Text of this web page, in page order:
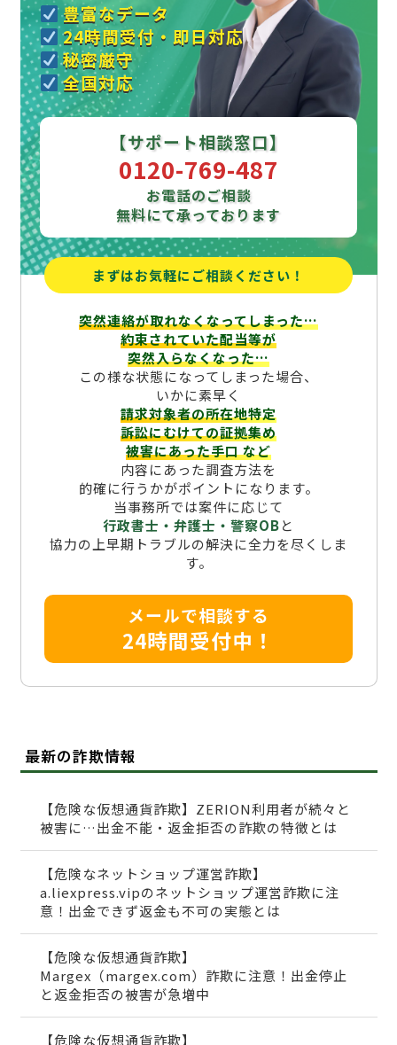
豊富なデータ
24時間受付・即日対応
秘密厳守
全国対応
【サポート相談窓口】
0120-769-487
お電話のご相談
無料にて承っております
まずはお気軽にご相談ください！
突然連絡が取れなくなってしまった…
約束されていた配当等が
突然入らなくなった…
この様な状態になってしまった場合、
いかに素早く
請求対象者の所在地特定
訴訟にむけての証拠集め
被害にあった手口など
内容にあった調査方法を
的確に行うかがポイントになります。
当事務所では案件に応じて
行政書士・弁護士・警察OBと
協力の上早期トラブルの解決に全力を尽くしま
す。
メールで相談する
24時間受付中！
最新の詐欺情報
【危険な仮想通貨詐欺】ZERION利用者が続々と
被害に…出金不能・返金拒否の詐欺の特徴とは
【危険なネットショップ運営詐欺】
a.liexpress.vipのネットショップ運営詐欺に注
意！出金できず返金も不可の実態とは
【危険な仮想通貨詐欺】
Margex（margex.com）詐欺に注意！出金停止
と返金拒否の被害が急増中
【危険な仮想通貨詐欺】